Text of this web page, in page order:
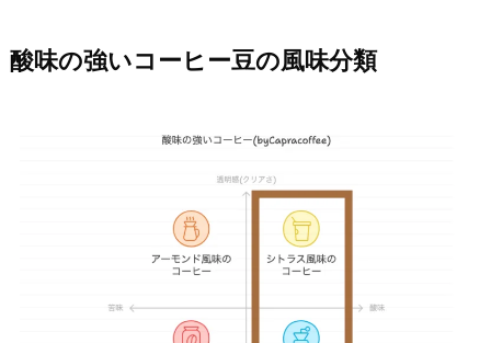
酸味の強いコーヒー豆の風味分類